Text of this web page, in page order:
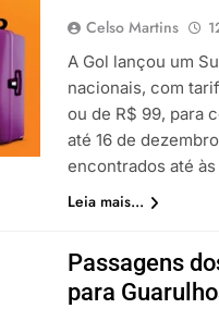
Celso Martins
A Gol lançou um
nacionais, com
ou de R$ 99, para
até 16 de
encontrados até
Leia mais...
Passagens
para